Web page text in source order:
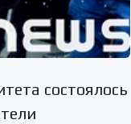
состоялось